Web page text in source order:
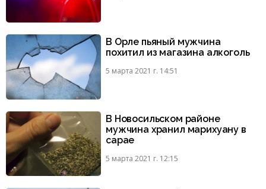
В Орле пьяный мужчина
похитил из магазина алкоголь
5 марта 2021 г. 14:51
В Новосильском районе
мужчина хранил марихуану в
сарае
5 марта 2021 г. 12:15